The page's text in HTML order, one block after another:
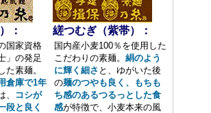
：
国家資格
」の発足
た素麺。
倉庫で1年
、
コシが
段と良く
縒つむぎ（紫帯）：
国内産小麦100％を使用した
こだわりの素麺。 絹のよう
に輝く細さ と、ゆがいた後
の麺のつやも良く、もちも
ち感のあるつるっとした食
感が特徴で、小麦本来の風